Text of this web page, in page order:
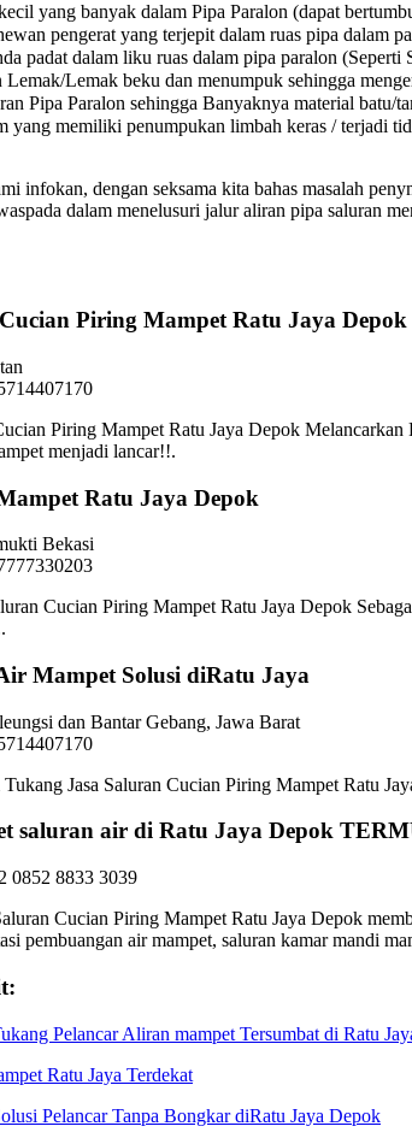
yang banyak dalam Pipa Paralon (dapat
pengerat yang terjepit dalam ruas pipa dalam
padat dalam liku ruas dalam pipa paralon
Lemak/Lemak beku dan menumpuk sehingga
Pipa Paralon sehingga Banyaknya material batu/
yang memiliki penumpukan limbah keras / terjadi
infokan, dengan seksama kita bahas masalah
dalam menelusuri jalur aliran pipa saluran
Piring Mampet Ratu Jaya Depok
Piring Mampet Ratu Jaya Depok
menjadi lancar!!.
Ratu Jaya Depok
Bekasi
Cucian Piring Mampet Ratu Jaya Depok
Mampet Solusi diRatu Jaya
dan Bantar Gebang, Jawa Barat
Jasa Saluran Cucian Piring Mampet Ratu
saluran air di Ratu Jaya Depok
0852 8833 3039
Cucian Piring Mampet Ratu Jaya Depok
pembuangan air mampet, saluran kamar mandi
Pelancar Aliran mampet Tersumbat di Ratu
Ratu Jaya Terdekat
Pelancar Tanpa Bongkar diRatu Jaya Depok